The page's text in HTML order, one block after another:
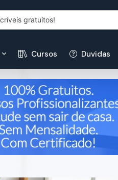
Cursos Duvidas